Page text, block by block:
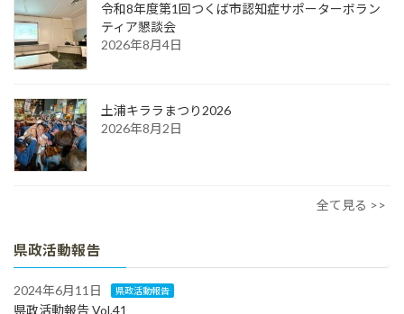
令和8年度第1回つくば市認知症サポーターボラン
ティア懇談会
2026年8月4日
土浦キララまつり2026
2026年8月2日
全て見る >>
県政活動報告
2024年6月11日 県政活動報告
県政活動報告 Vol.41